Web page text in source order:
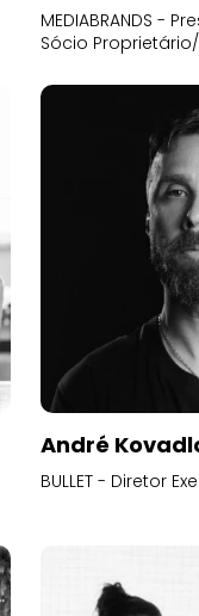
MEDIABRANDS -
Sócio
André
BULLET - Diretor